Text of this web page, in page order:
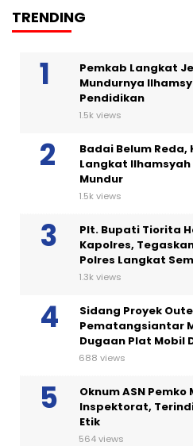
TRENDING
Pemkab Langkat
Mundurnya
Pendidikan
1.5k views
Badai Belum
Langkat
Mundur
1.5k views
Plt. Bupati Tiorita
Kapolres,
Polres Langkat
1.3k views
Sidang Proyek
Pematangsiantar
Dugaan Plat Mobil
688 views
Oknum ASN
Inspektorat,
Etik
564 views